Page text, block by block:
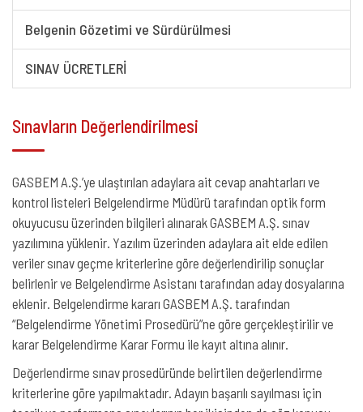
Belgenin Gözetimi ve Sürdürülmesi
SINAV ÜCRETLERİ
Sınavların Değerlendirilmesi
GASBEM A.Ş.’ye ulaştırılan adaylara ait cevap anahtarları ve
kontrol listeleri Belgelendirme Müdürü tarafından optik form
okuyucusu üzerinden bilgileri alınarak GASBEM A.Ş. sınav
yazılımına yüklenir. Yazılım üzerinden adaylara ait elde edilen
veriler sınav geçme kriterlerine göre değerlendirilip sonuçlar
belirlenir ve Belgelendirme Asistanı tarafından aday dosyalarına
eklenir. Belgelendirme kararı GASBEM A.Ş. tarafından
“Belgelendirme Yönetimi Prosedürü”ne göre gerçekleştirilir ve
karar Belgelendirme Karar Formu ile kayıt altına alınır.
Değerlendirme sınav prosedüründe belirtilen değerlendirme
kriterlerine göre yapılmaktadır. Adayın başarılı sayılması için